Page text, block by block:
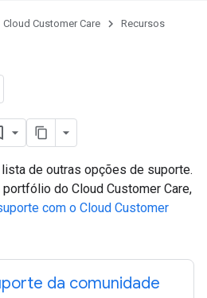
Cloud Customer Care Recursos
de outras opções de suporte.
do Cloud Customer Care,
com o Cloud Customer
da comunidade